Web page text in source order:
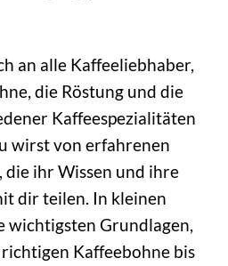
an alle Kaffeeliebhaber,
die Röstung und die
Kaffeespezialitäten
wirst von erfahrenen
ihr Wissen und ihre
dir teilen. In kleinen
wichtigsten Grundlagen,
Kaffeebohne bis